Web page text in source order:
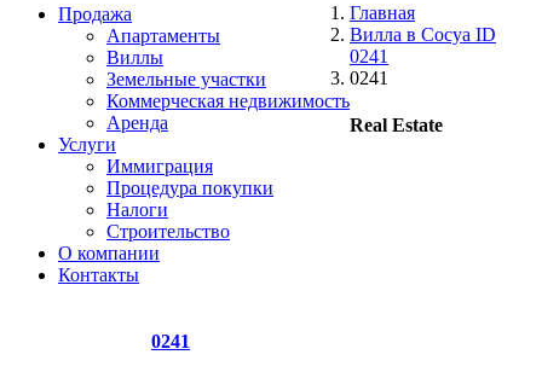
Продажа
Апартаменты
Виллы
Земельные участки
Коммерческая недвижимость
Аренда
Услуги
Иммиграция
Процедура покупки
Налоги
Строительство
О компании
Контакты
Главная
Вилла в Сосуа ID
0241
0241
0241
Real Estate